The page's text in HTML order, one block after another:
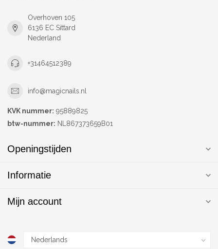
Overhoven 105
6136 EC Sittard
Nederland
+31464512389
info@magicnails.nl
KVK nummer: 95889825
btw-nummer: NL867373659B01
Openingstijden
Informatie
Mijn account